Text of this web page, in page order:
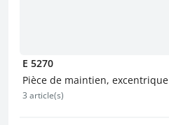
E 5270
Pièce de maintien, excentrique
3 article(s)